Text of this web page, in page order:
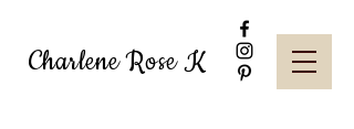
Charlene Rose K